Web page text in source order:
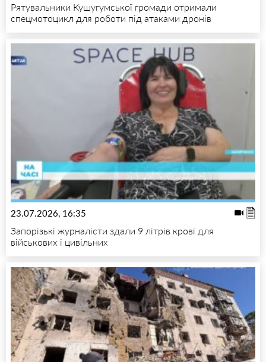
Рятувальники Кушугумської громади отримали
спецмотоцикл для роботи під атаками дронів
23.07.2026, 16:35
Запорізькі журналісти здали 9 літрів крові для
військових і цивільних